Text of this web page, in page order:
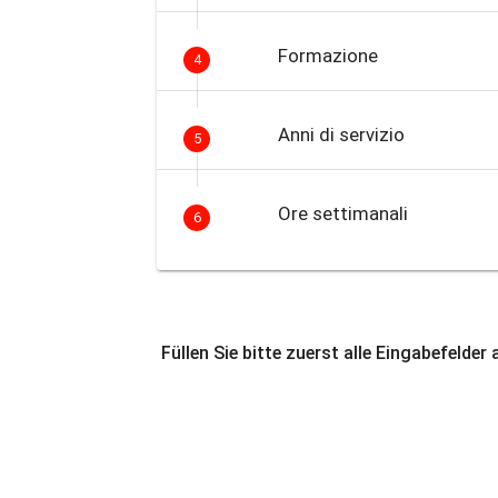
4 Formazione
5 Anni di servizio
6 Ore settimanali
Füllen Sie bitte zuerst alle Eingabefelder